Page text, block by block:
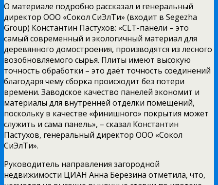
О материале подробно рассказал и генеральный
директор ООО «Сокол СиЭлТи» (входит в Segezha
Group) Константин Пастухов: «CLT-панели – это
самый современный и экологичный материал для
деревянного домостроения, производятся из лесного
возобновляемого сырья. Плиты имеют высокую
точность обработки – это даёт точность соединений
благодаря чему сборка происходит без потери
времени. Заводское качество панелей экономит и
материалы для внутренней отделки помещений,
поскольку в качестве «финишного» покрытия может
служить и сама панель», – сказал Константин
Пастухов, генеральный директор ООО «Сокол
СиЭлТи».
Руководитель направления загородной
недвижимости ЦИАН Анна Березина отметила, что,